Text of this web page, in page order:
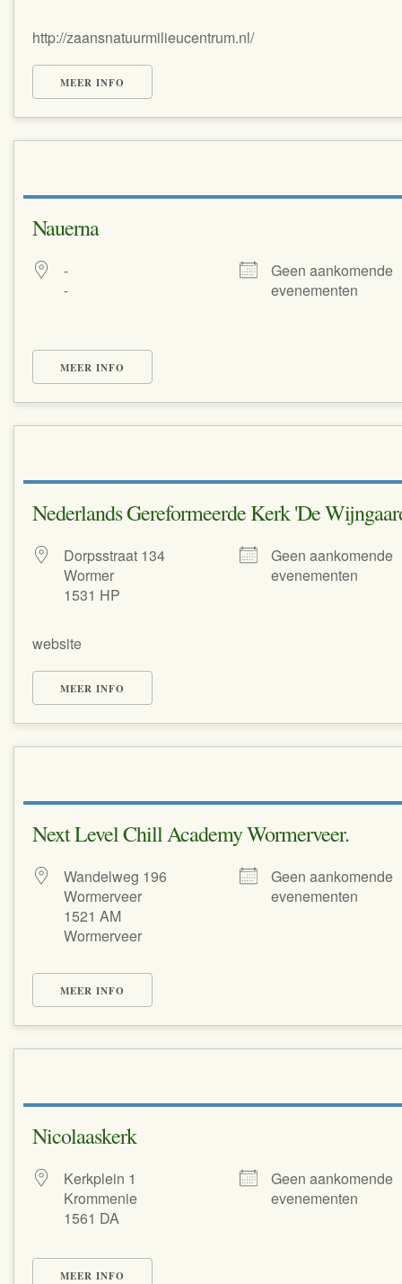
http://zaansnatuurmilieucentrum.nl/
MEER INFO
Nauerna
-
-
Geen aankomende
evenementen
MEER INFO
Nederlands Gereformeerde Kerk 'De
Dorpsstraat 134
Wormer
1531 HP
Geen aankomende
evenementen
website
MEER INFO
Next Level Chill Academy Wormerveer.
Wandelweg 196
Wormerveer
1521 AM
Wormerveer
Geen aankomende
evenementen
MEER INFO
Nicolaaskerk
Kerkplein 1
Krommenie
1561 DA
Geen aankomende
evenementen
MEER INFO